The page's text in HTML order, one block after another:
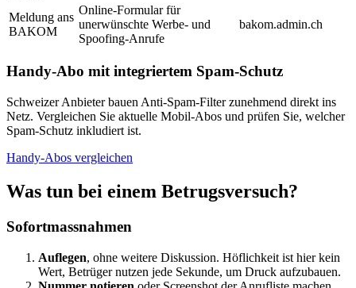
Meldung ans
BAKOM
Online-Formular für
unerwünschte Werbe- und
Spoofing-Anrufe
bakom.admin.ch
Handy-Abo mit integriertem Spam-Schutz
Schweizer Anbieter bauen Anti-Spam-Filter zunehmend direkt ins
Netz. Vergleichen Sie aktuelle Mobil-Abos und prüfen Sie, welcher
Spam-Schutz inkludiert ist.
Handy-Abos vergleichen
Was tun bei einem Betrugsversuch?
Sofortmassnahmen
Auflegen, ohne weitere Diskussion. Höflichkeit ist hier kein
Wert, Betrüger nutzen jede Sekunde, um Druck aufzubauen.